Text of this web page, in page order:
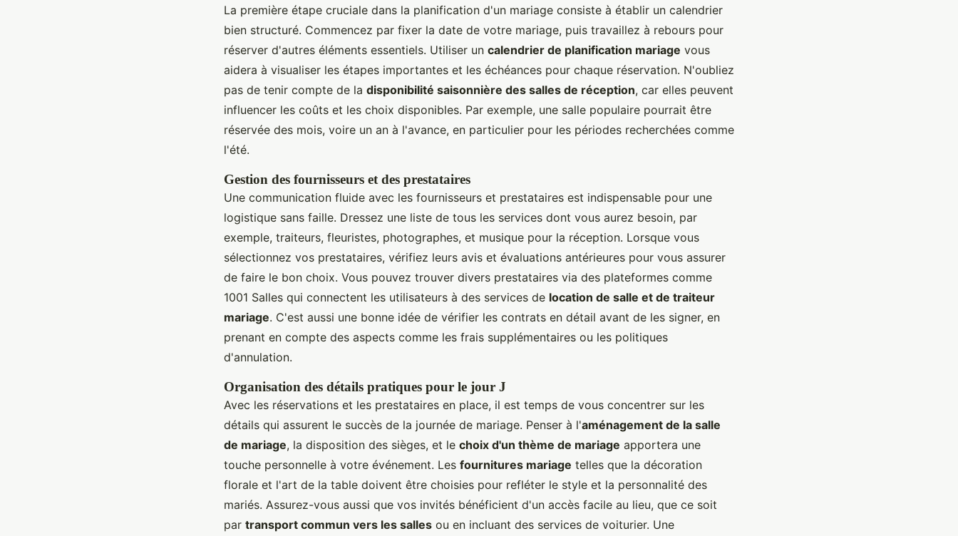
La première étape cruciale dans la planification d'un mariage consiste à établir un calendrier
bien structuré. Commencez par fixer la date de votre mariage, puis travaillez à rebours pour
réserver d'autres éléments essentiels. Utiliser un calendrier de planification mariage vous
aidera à visualiser les étapes importantes et les échéances pour chaque réservation. N'oubliez
pas de tenir compte de la disponibilité saisonnière des salles de réception, car elles peuvent
influencer les coûts et les choix disponibles. Par exemple, une salle populaire pourrait être
réservée des mois, voire un an à l'avance, en particulier pour les périodes recherchées comme
l'été.
Gestion des fournisseurs et des prestataires
Une communication fluide avec les fournisseurs et prestataires est indispensable pour une
logistique sans faille. Dressez une liste de tous les services dont vous aurez besoin, par
exemple, traiteurs, fleuristes, photographes, et musique pour la réception. Lorsque vous
sélectionnez vos prestataires, vérifiez leurs avis et évaluations antérieures pour vous assurer
de faire le bon choix. Vous pouvez trouver divers prestataires via des plateformes comme
1001 Salles qui connectent les utilisateurs à des services de location de salle et de traiteur
mariage. C'est aussi une bonne idée de vérifier les contrats en détail avant de les signer, en
prenant en compte des aspects comme les frais supplémentaires ou les politiques
d'annulation.
Organisation des détails pratiques pour le jour J
Avec les réservations et les prestataires en place, il est temps de vous concentrer sur les
détails qui assurent le succès de la journée de mariage. Penser à l'aménagement de la salle
de mariage, la disposition des sièges, et le choix d'un thème de mariage apportera une
touche personnelle à votre événement. Les fournitures mariage telles que la décoration
florale et l'art de la table doivent être choisies pour refléter le style et la personnalité des
mariés. Assurez-vous aussi que vos invités bénéficient d'un accès facile au lieu, que ce soit
par transport commun vers les salles ou en incluant des services de voiturier. Une